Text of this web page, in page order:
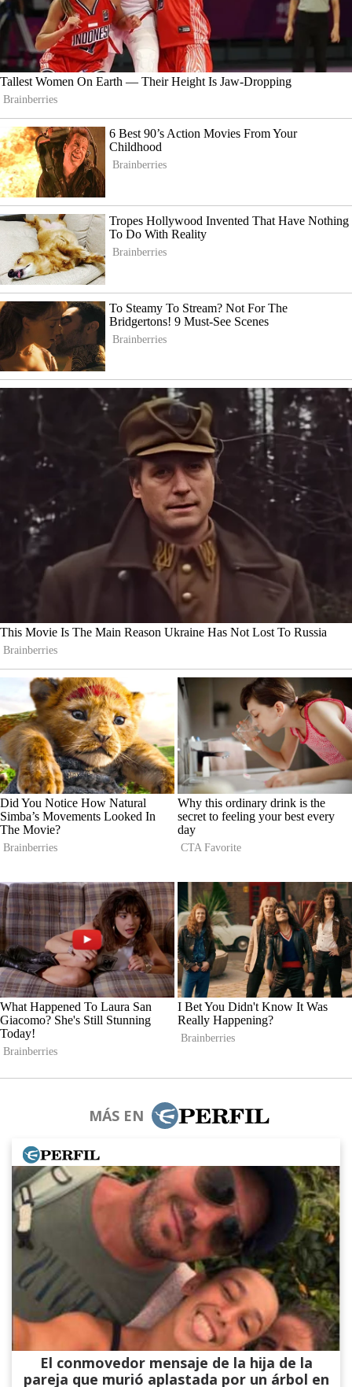
MÁS EN
El conmovedor mensaje de la hija de la
pareja que murió aplastada por un árbol en